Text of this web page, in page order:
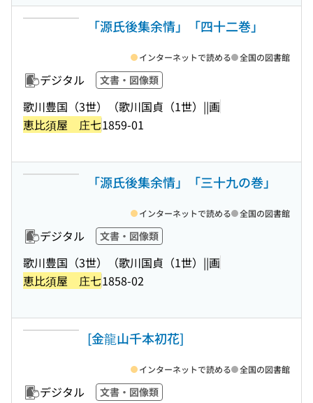
「源氏後集余情」「四十二巻」
デジタル 文書・図像類
歌川豊国（3世）（歌川国貞（1世）||画
恵比須屋 庄七1859-01
インターネットで読める 全国の図書館
「源氏後集余情」「三十九の巻」
デジタル 文書・図像類
歌川豊国（3世）（歌川国貞（1世）||画
恵比須屋 庄七1858-02
インターネットで読める 全国の図書館
[金龍山千本初花]
デジタル 文書・図像類
インターネットで読める 全国の図書館